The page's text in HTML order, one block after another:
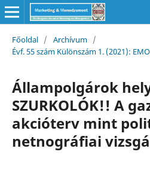
Főoldal / Archívum /
Évf. 55 szám Különszám 1. (2021):
Állampolgárok
SZURKOLÓK!! A
akcióterv mint
netnográfiai